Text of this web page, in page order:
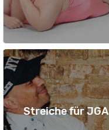
Streiche für JGA